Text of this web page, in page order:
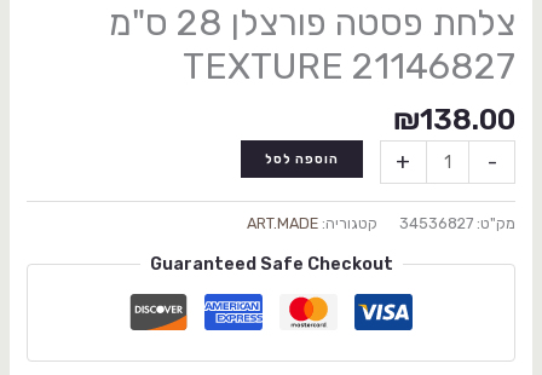
צלחת פסטה פורצלן 28 ס"מ
TEXTURE 21146827
₪138.00
-
+ הוספה לסל
מק"ט: 34536827 קטגוריה: ART.MADE
Guaranteed Safe Checkout